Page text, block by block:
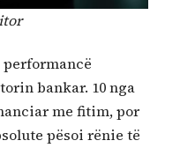
bankar. 10 nga
me fitim, por
pësoi rënie të